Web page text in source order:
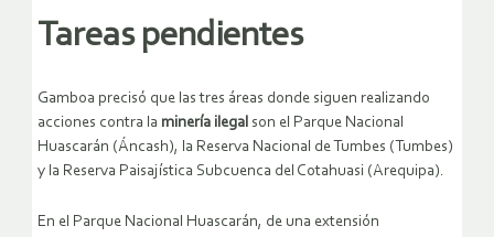
Tareas pendientes
Gamboa precisó que las tres áreas donde siguen realizando
acciones contra la minería ilegal son el Parque Nacional
Huascarán (Áncash), la Reserva Nacional de Tumbes (Tumbes)
y la Reserva Paisajística Subcuenca del Cotahuasi (Arequipa).
En el Parque Nacional Huascarán, de una extensión